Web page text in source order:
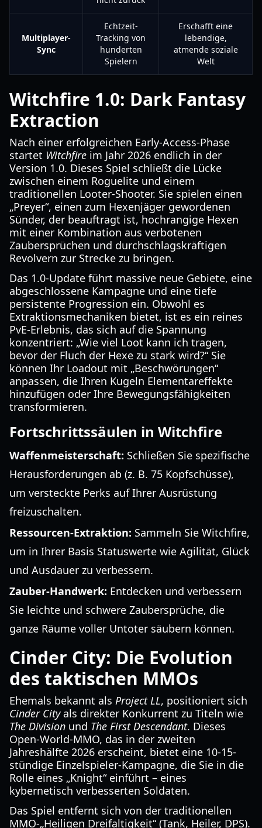
Multiplayer-
Sync
Echtzeit-
Tracking von
hunderten
Spielern
Erschafft eine
lebendige,
atmende soziale
Welt
Witchfire 1.0: Dark Fantasy
Extraction
Nach einer erfolgreichen Early-Access-Phase
startet Witchfire im Jahr 2026 endlich in der
Version 1.0. Dieses Spiel schließt die Lücke
zwischen einem Roguelite und einem
traditionellen Looter-Shooter. Sie spielen einen
„Preyer“, einen zum Hexenjäger gewordenen
Sünder, der beauftragt ist, hochrangige Hexen
mit einer Kombination aus verbotenen
Zaubersprüchen und durchschlagskräftigen
Revolvern zur Strecke zu bringen.
Das 1.0-Update führt massive neue Gebiete, eine
abgeschlossene Kampagne und eine tiefe
persistente Progression ein. Obwohl es
Extraktionsmechaniken bietet, ist es ein reines
PvE-Erlebnis, das sich auf die Spannung
konzentriert: „Wie viel Loot kann ich tragen,
bevor der Fluch der Hexe zu stark wird?“ Sie
können Ihr Loadout mit „Beschwörungen“
anpassen, die Ihren Kugeln Elementareffekte
hinzufügen oder Ihre Bewegungsfähigkeiten
transformieren.
Fortschrittssäulen in Witchfire
Waffenmeisterschaft: Schließen Sie spezifische
Herausforderungen ab (z. B. 75 Kopfschüsse),
um versteckte Perks auf Ihrer Ausrüstung
freizuschalten.
Ressourcen-Extraktion: Sammeln Sie Witchfire,
um in Ihrer Basis Statuswerte wie Agilität, Glück
und Ausdauer zu verbessern.
Zauber-Handwerk: Entdecken und verbessern
Sie leichte und schwere Zaubersprüche, die
ganze Räume voller Untoter säubern können.
Cinder City: Die Evolution
des taktischen MMOs
Ehemals bekannt als Project LL, positioniert sich
Cinder Cityals direkter Konkurrent zu Titeln wie
The Division und The First Descendant. Dieses
Open-World-MMO, das in der zweiten
Jahreshälfte 2026 erscheint, bietet eine 10-15-
stündige Einzelspieler-Kampagne, die Sie in die
Rolle eines „Knight“ einführt – eines
kybernetisch verbesserten Soldaten.
Das Spiel entfernt sich von der traditionellen
MMO-„Heiligen Dreifaltigkeit“ (Tank, Heiler, DPS).